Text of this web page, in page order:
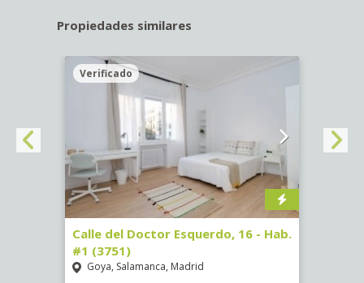
Propiedades similares
Verificado
Calle del Doctor Esquerdo, 16 - Hab.
#1 (3751)
Goya, Salamanca, Madrid